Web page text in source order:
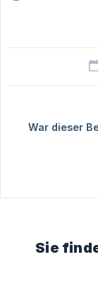
War dieser
Sie